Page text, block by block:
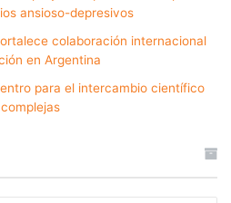
ansioso-depresivos
colaboración internacional
en Argentina
para el intercambio científico